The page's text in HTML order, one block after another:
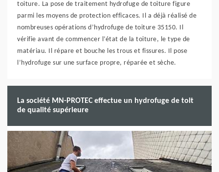
toiture. La pose de traitement hydrofuge de toiture figure
parmi les moyens de protection efficaces. Il a déjà réalisé de
nombreuses opérations d’hydrofuge de toiture 35150. Il
vérifie avant de commencer l’état de la toiture, le type de
matériau. Il répare et bouche les trous et fissures. Il pose
l’hydrofuge sur une surface propre, réparée et sèche.
La société MN-PROTEC effectue un hydrofuge de toit
de qualité supérieure